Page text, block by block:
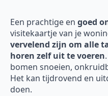
Een prachtige en goed
visitekaartje van je
vervelend zijn om alle
horen zelf uit te voeren
bomen snoeien,
Het kan tijdrovend en
doen.